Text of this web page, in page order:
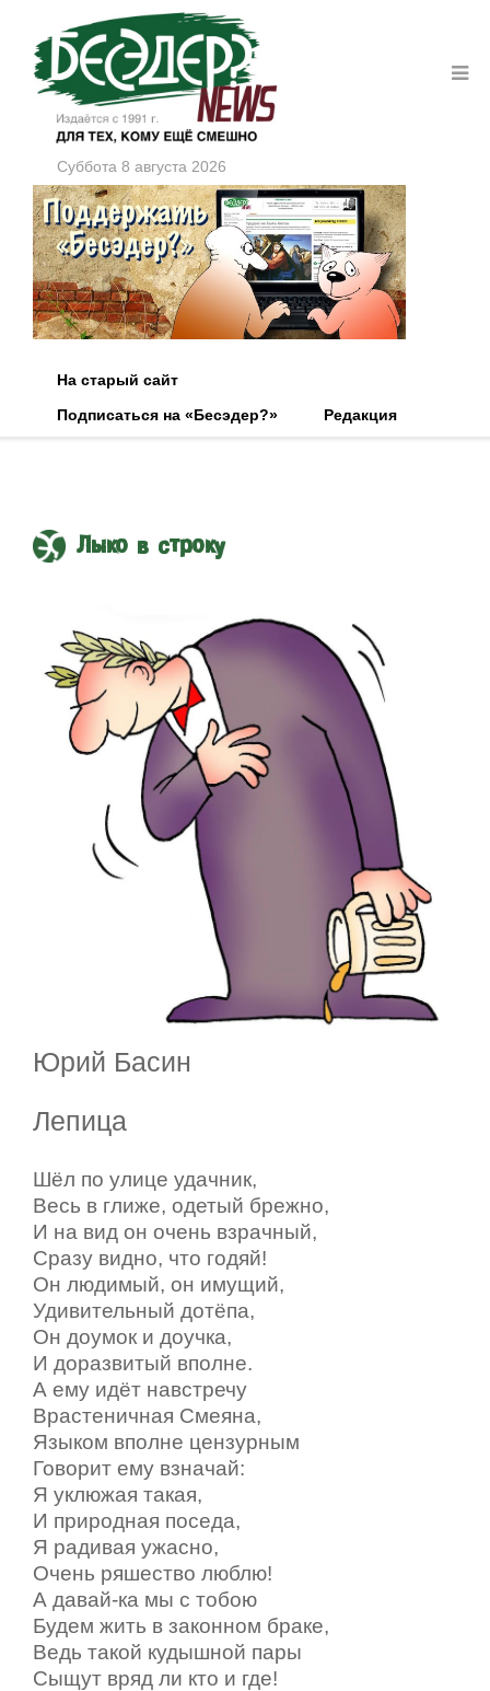
Суббота 8 августа 2026
На старый сайт
Подписаться на «Бесэдер?»
Редакция
Лыко в строку
Юрий Басин
Лепица
Шёл по улице удачник,
Весь в глиже, одетый брежно,
И на вид он очень взрачный,
Сразу видно, что годяй!
Он людимый, он имущий,
Удивительный дотёпа,
Он доумок и доучка,
И доразвитый вполне.
А ему идёт навстречу
Врастеничная Смеяна,
Языком вполне цензурным
Говорит ему взначай:
Я уклюжая такая,
И природная поседа,
Я радивая ужасно,
Очень ряшество люблю!
А давай-ка мы с тобою
Будем жить в законном браке,
Ведь такой кудышной пары
Сыщут вряд ли кто и где!